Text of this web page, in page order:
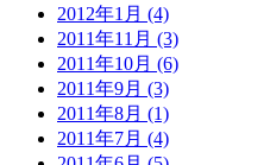
2012年1月 (4)
2011年11月 (3)
2011年10月 (6)
2011年9月 (3)
2011年8月 (1)
2011年7月 (4)